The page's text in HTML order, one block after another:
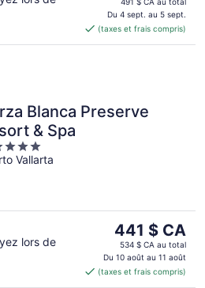
est
de 404 $ CA
par
Du 4 sept. au 5 sept.
(taxes et frais compris)
Blanca Preserve
& Spa
Vallarta
lors de
Le
prix
est
de 441 $ CA
441 $ CA
534 $ CA au total
Du 10 août au 11 août
(taxes et frais compris)